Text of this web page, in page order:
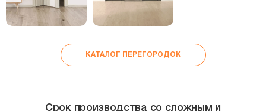
КАТАЛОГ ПЕРЕГОРОДОК
Срок производства со сложным и